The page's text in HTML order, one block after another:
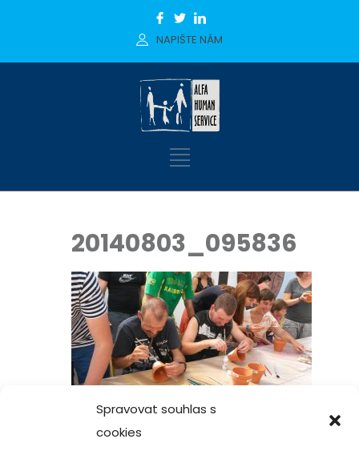
Spravovat souhlas s
cookies
NAPIŠTE NÁM
20140803_095836